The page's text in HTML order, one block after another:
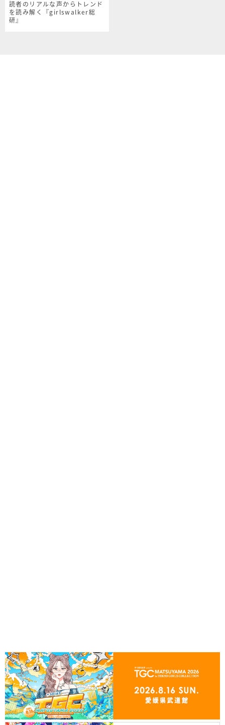
読者のリアルな声からトレンド
を読み解く『girlswalker総
研』